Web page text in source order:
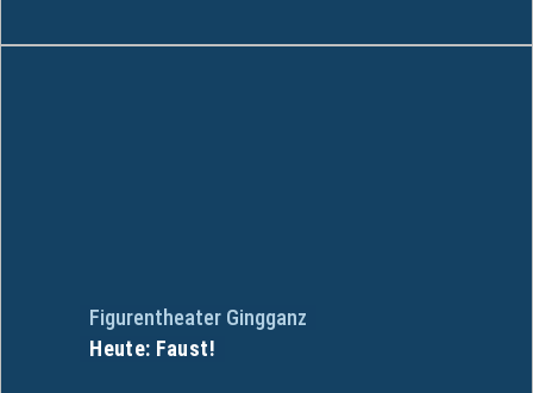
Figurentheater Gingganz
Heute: Faust!